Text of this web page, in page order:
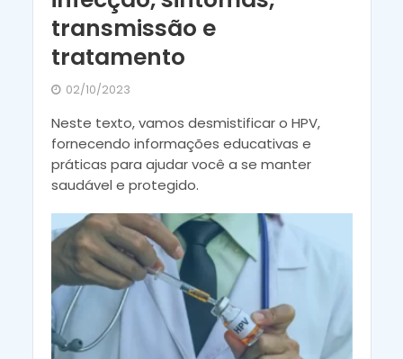
transmissão e
tratamento
02/10/2023
Neste texto, vamos desmistificar o HPV,
fornecendo informações educativas e
práticas para ajudar você a se manter
saudável e protegido.